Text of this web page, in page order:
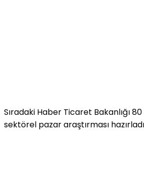
Sıradaki Haber Ticaret Bakanlığı
sektörel pazar araştırması hazırladı